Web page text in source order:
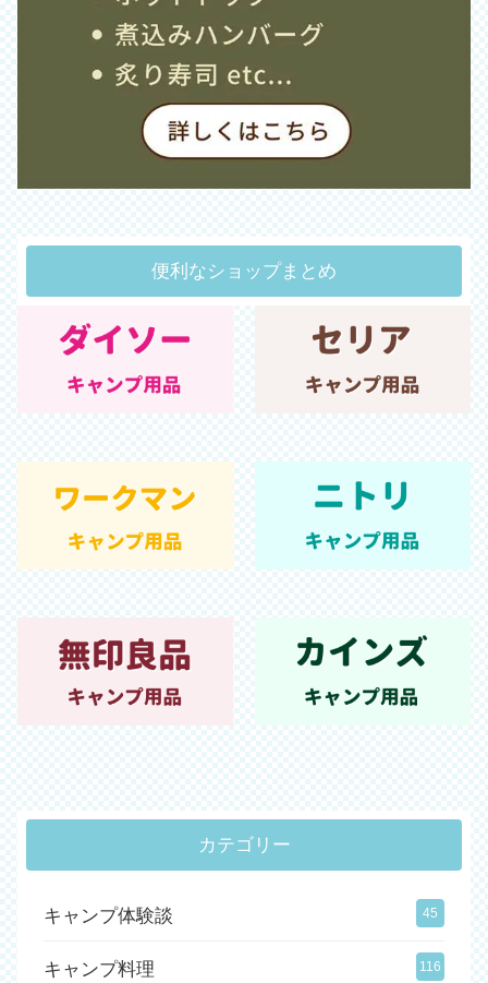
便利なショップまとめ
カテゴリー
キャンプ体験談 45
キャンプ料理 116